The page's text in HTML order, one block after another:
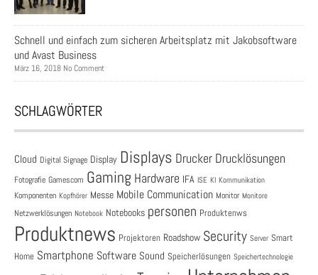
Schnell und einfach zum sicheren Arbeitsplatz mit Jakobsoftware
und Avast Business
März 16, 2018 No Comment
SCHLAGWÖRTER
Cloud Digital Signage Display Displays Drucker Drucklösungen
Fotografie Gamescom Gaming Hardware IFA ISE KI Kommunikation
Komponenten Kopfhörer Messe Mobile Communication Monitor Monitore
Netzwerklösungen Notebook Notebooks personen Produktenws
Produktnews Projektoren Roadshow Security Server Smart
Home Smartphone Software Sound Speicherlösungen Speichertechnologie